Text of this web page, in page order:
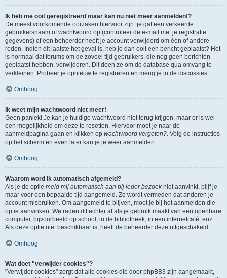
Ik heb me ooit geregistreerd maar kan nu niet meer aanmelden!?
De meest voorkomende oorzaken hiervoor zijn: je gaf een verkeerde
gebruikersnaam of wachtwoord op (controleer de e-mail met je registratie
gegevens) of een beheerder heeft je account verwijderd om één of andere
reden. Indien dit laatste het geval is, heb je dan ooit een bericht geplaatst? Het
is normaal dat forums om de zoveel tijd gebruikers, die nog geen berichten
geplaatst hebben, verwijderen. Dit doen ze om de database qua omvang te
verkleinen. Probeer je opnieuw te registreren en meng je in de discussies.
Omhoog
Ik weet mijn wachtwoord niet meer!
Geen paniek! Je kan je huidige wachtwoord niet terug krijgen, maar er is wel
een mogelijkheid om deze te resetten. Hiervoor moet je naar de
aanmeldpagina gaan en klikken op wachtwoord vergeten?. Volg de instructies
op het scherm en even later kan je je weer aanmelden.
Omhoog
Waarom word ik automatisch afgemeld?
Als je de optie meld mij automatisch aan bij ieder bezoekniet aanvinkt, blijf je
maar voor een bepaalde tijd aangemeld. Zo wordt vermeden dat anderen je
account misbruiken. Om aangemeld te blijven, moet je bij het aanmelden die
optie aanvinken. We raden dit echter af als je gebruik maakt van een openbare
computer, bijvoorbeeld op school, in de bibliotheek, in een internetcafé, enz.
Als deze optie niet beschikbaar is, heeft de beheerder deze uitgeschakeld.
Omhoog
Wat doet "verwijder cookies"?
"Verwijder cookies" zorgt dat alle cookies die door phpBB3 zijn aangemaakt,